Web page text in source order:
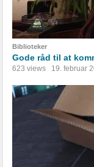
Biblioteker
Gode råd til at
623 views 19. februar